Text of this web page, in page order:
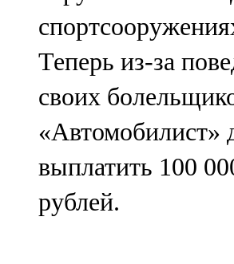
Яңа чишмә
107,0 FM
Яр Чаллы
105,5 FM
Теперь из-за
своих
«Автомобилист»
выплатить 100
рублей.